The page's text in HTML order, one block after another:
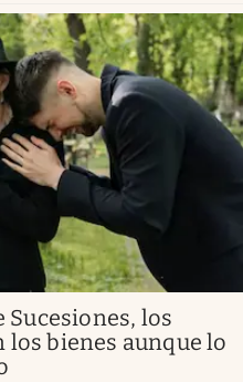
Sucesiones, los
bienes aunque lo